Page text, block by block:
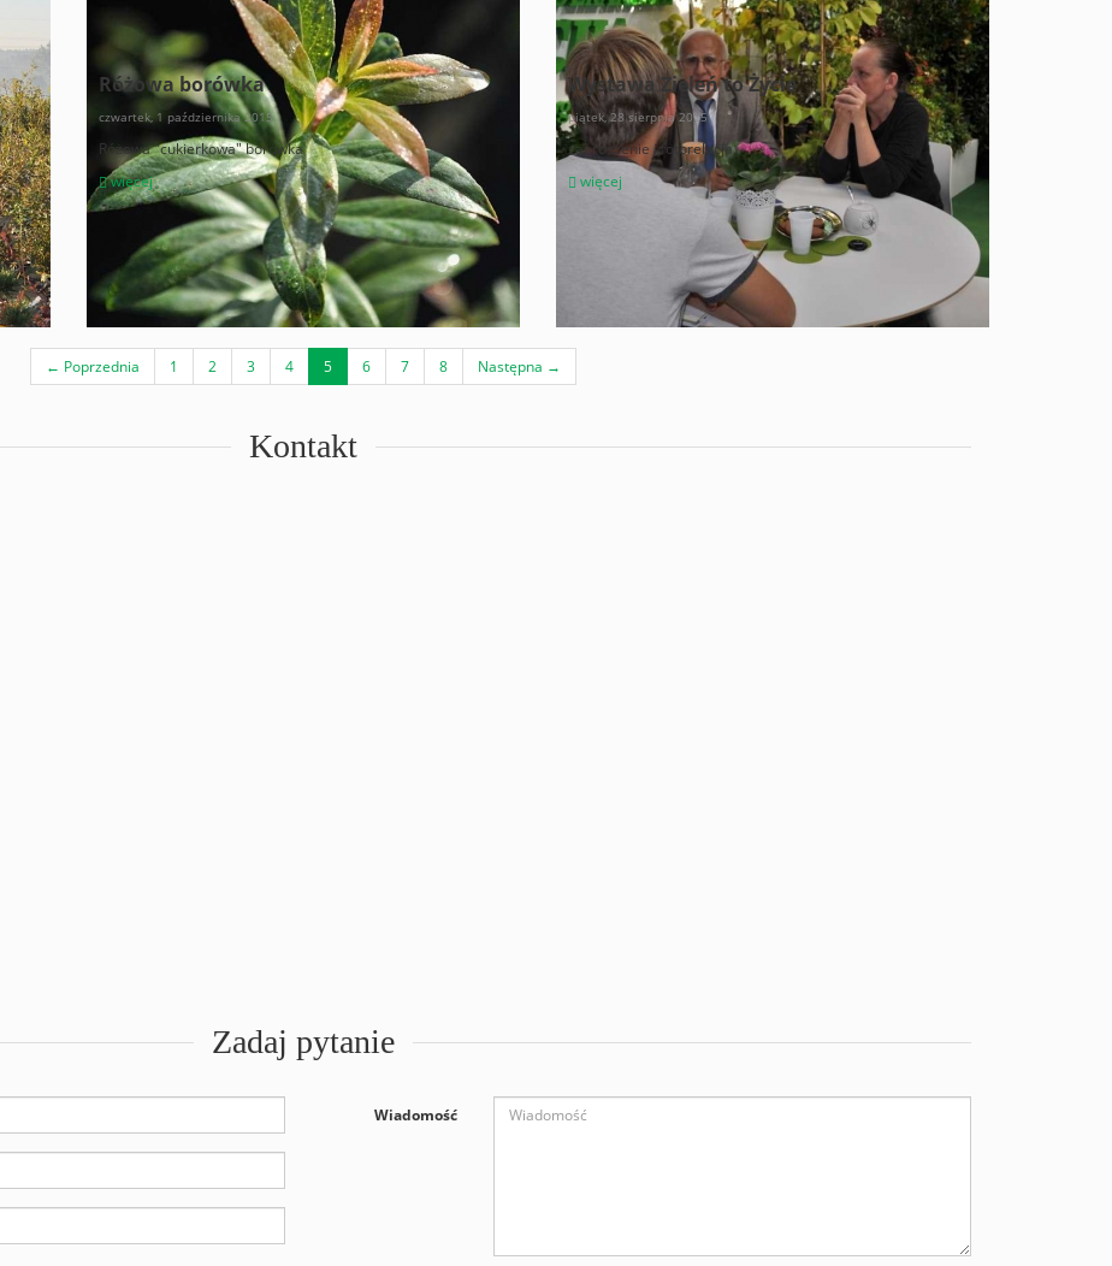
Różowa borówka
czwartek, 1 października 2015
Różowa "cukierkowa" borówka
więcej
Wystawa Zieleń to Życie
piątek, 28 sierpnia 2015
zaproszenie i fotorelacja
więcej
← Poprzednia 1 2 3 4 5(current)
6 7 8 Następna →
Kontakt
Zadaj pytanie
Wiadomość